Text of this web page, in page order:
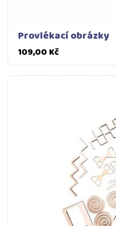
Provlékací obrázky
109,00 KčCena